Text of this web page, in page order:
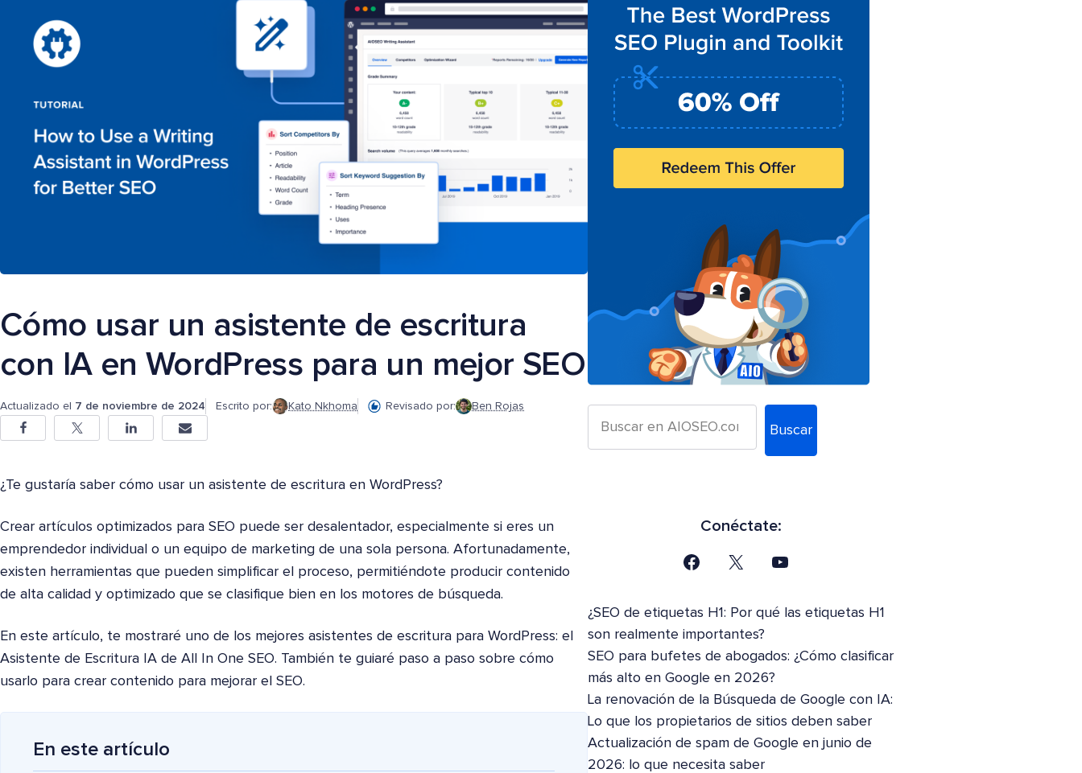
Cómo usar un asistente de escritura
con IA en WordPress para un mejor SEO
Actualizado el 7 de noviembre de 2024 Escrito por: Kato Nkhoma Revisado por: Ben Rojas
¿Te gustaría saber cómo usar un asistente de escritura en WordPress?
Crear artículos optimizados para SEO puede ser desalentador, especialmente si eres un
emprendedor individual o un equipo de marketing de una sola persona. Afortunadamente,
existen herramientas que pueden simplificar el proceso, permitiéndote producir contenido
de alta calidad y optimizado que se clasifique bien en los motores de búsqueda.
En este artículo, te mostraré uno de los mejores asistentes de escritura para WordPress: el
Asistente de Escritura IA de All In One SEO. También te guiaré paso a paso sobre cómo
usarlo para crear contenido para mejorar el SEO.
En este artículo
Buscar
Conéctate:
¿SEO de etiquetas H1: Por qué las etiquetas H1
son realmente importantes?
SEO para bufetes de abogados: ¿Cómo clasificar
más alto en Google en 2026?
La renovación de la Búsqueda de Google con IA:
Lo que los propietarios de sitios deben saber
Actualización de spam de Google en junio de
2026: lo que necesita saber